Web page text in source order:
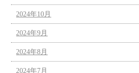
2024年10月
2024年9月
2024年8月
2024年7月